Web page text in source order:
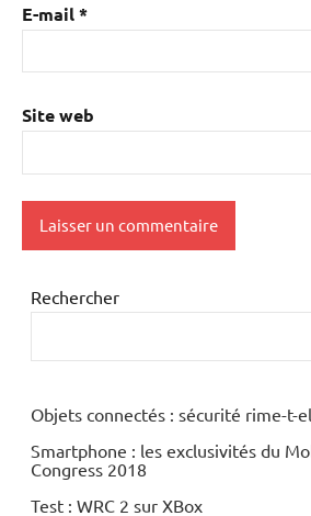
E-mail*
Site web
Rechercher
Objets connectés : sécurité rime-t-
Smartphone : les exclusivités du
Congress 2018
Test : WRC 2 sur XBox